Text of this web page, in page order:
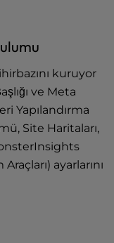
kuruyor
ve Meta
Yapılandırma
Site Haritaları,
ayarlarını